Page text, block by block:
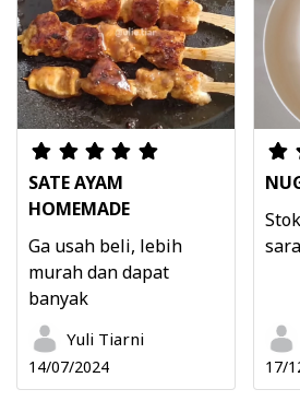
SATE AYAM
HOMEMADE
Ga usah beli, lebih
murah dan dapat
banyak
Yuli Tiarni
14/07/2024 17/